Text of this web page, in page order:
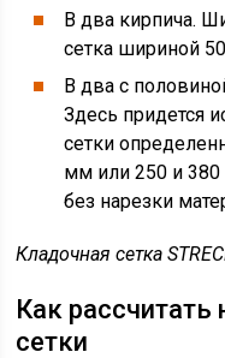
В два кирпича.
сетка шириной
В два с
Здесь придется
сетки
мм или 250 и
без нарезки
Кладочная сетка
Как
сетки